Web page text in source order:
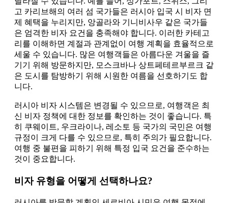
고 카리브해의 여러 섬 국가들은 러시아 입국 시 비자 면
제 혜택을 누리지만, 앙골라와 기니비사우 같은 국가들
은 엄격한 비자 요건을 충족해야 합니다. 이러한 카테고
리를 이해하면 계절과 관계없이 여행 계획을 효율적으로
세울 수 있습니다. 많은 여행객들은 아름다운 겨울을 즐
기기 위해 방문하지만, 모스크바나 상트페테르부르크 같
은 도시를 탐방하기 위해 시원한 여름을 선호하기도 합
니다.
러시아 비자 시스템은 변경될 수 있으므로, 여행객은 최
신 비자 정책에 대한 정보를 확인하는 것이 좋습니다. 특
히 쿠웨이트, 우크라이나, 레소토 등 국가의 국민은 여행
규정이 크게 다를 수 있으므로, 특히 주의가 필요합니다.
여행 중 불편을 피하기 위해 특정 입국 요건을 준수하는
것이 중요합니다.
비자 유형을 어떻게 선택하나요?